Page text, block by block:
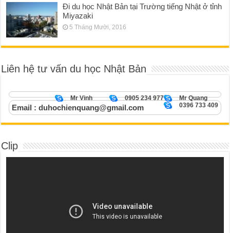
Đi du học Nhật Bản tại Trường tiếng Nhật ở tỉnh
Miyazaki
5 Tháng Mười, 2016
Liên hệ tư vấn du học Nhật Bản
Mr Quang
0905 234 977
Mr Vinh
0396 733 409
Email : duhochienquang@gmail.com
Clip